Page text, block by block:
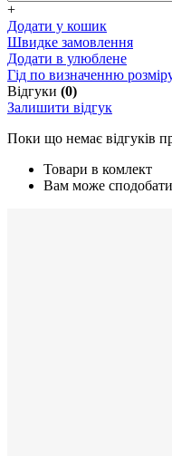
+
Додати у кошик
Швидке замовлення
Додати в улюблене
Гід по визначенню
Відгуки (0)
Залишити відгук
Поки що немає відгуків
Товари в комлект
Вам може